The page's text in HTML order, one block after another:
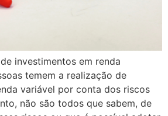
investimentos em renda
temem a realização de
variável por conta dos riscos
não são todos que sabem, de